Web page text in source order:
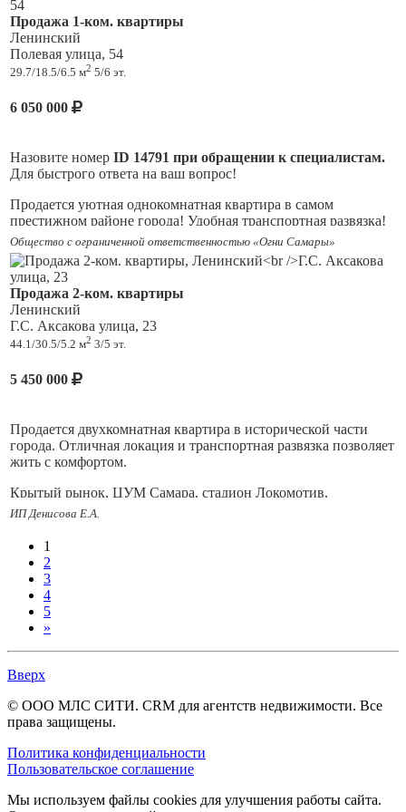
межкомнатные двери, остается кухонный гарнитур. Квартира
без перепланировок, долгов и обременений. В собственности
более 20 лет. Рассмотрим любую форму оплаты.
Ответственность агентства при осуществлении
АльфаСтрахование.
Продажа 1-ком. квартиры
Ленинский
Полевая улица, 54
29.7/18.5/6.5 м2 5/6 эт.
6 050 000
Назовите номер ID 14791 при обращении к специалистам.
Для быстрого ответа на ваш вопрос!
Продается уютная однокомнатная квартира в самом
престижном районе города! Удобная транспортная развязка!
Идеально для арендного бизнеса и проживания! В шаговой
доступности лучшие учебные заведения! Набережная р.Волга
в 2 минутах ходьбы.
В квартире остается все, что на фото!
Чистый подъезд и тихие соседи. Заезд во двор через
шлагбаум, всегда есть место для автомобиля. Окна во двор.
Документы готовы к быстрому выходу на сделку! Звоните и
Общество с ограниченной ответственностью «Огни Самары»
Продажа 2-ком. квартиры
Ленинский
Г.С. Аксакова улица, 23
44.1/30.5/5.2 м2 3/5 эт.
5 450 000
Продается двухкомнатная квартира в исторической части
города. Отличная локация и транспортная развязка позволяет
жить с комфортом.
Крытый рынок, ЦУМ Самара, стадион Локомотив,
университет Мир, школа, детсады, пункты доставки Озон и
ВБ, спуск до набережной по улице Полевой в 15 минутах
ходьбы.
Все вопросы по телефону, покажем в удобное время
ИП Денисова Е.А.
1
2
3
4
5
»
Вверх
© ООО МЛС СИТИ. CRM для агентств недвижимости. Все
права защищены.
Политика конфиденциальности
Пользовательское соглашение
Мы используем файлы cookies для улучшения работы сайта.